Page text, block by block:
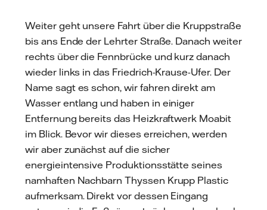
Weiter geht unsere Fahrt über die Kruppstraße
bis ans Ende der Lehrter Straße. Danach weiter
rechts über die Fennbrücke und kurz danach
wieder links in das Friedrich-Krause-Ufer. Der
Name sagt es schon, wir fahren direkt am
Wasser entlang und haben in einiger
Entfernung bereits das Heizkraftwerk Moabit
im Blick. Bevor wir dieses erreichen, werden
wir aber zunächst auf die sicher
energieintensive Produktionsstätte seines
namhaften Nachbarn Thyssen Krupp Plastic
aufmerksam. Direkt vor dessen Eingang